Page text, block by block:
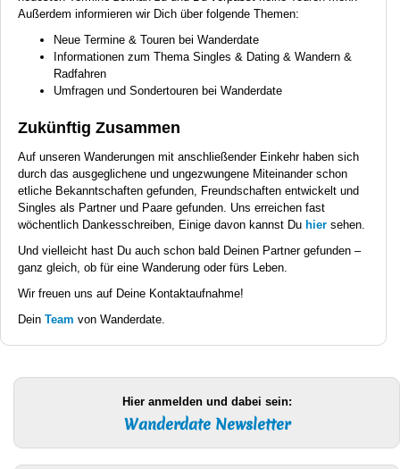
Außerdem informieren wir Dich über folgende Themen:
Neue Termine & Touren bei Wanderdate
Informationen zum Thema Singles & Dating & Wandern &
Radfahren
Umfragen und Sondertouren bei Wanderdate
Zukünftig Zusammen
Auf unseren Wanderungen mit anschließender Einkehr haben sich
durch das ausgeglichene und ungezwungene Miteinander schon
etliche Bekanntschaften gefunden, Freundschaften entwickelt und
Singles als Partner und Paare gefunden. Uns erreichen fast
wöchentlich Dankesschreiben, Einige davon kannst Du hier sehen.
Und vielleicht hast Du auch schon bald Deinen Partner gefunden –
ganz gleich, ob für eine Wanderung oder fürs Leben.
Wir freuen uns auf Deine Kontaktaufnahme!
Dein Team von Wanderdate.
Hier anmelden und dabei sein:
Wanderdate Newsletter